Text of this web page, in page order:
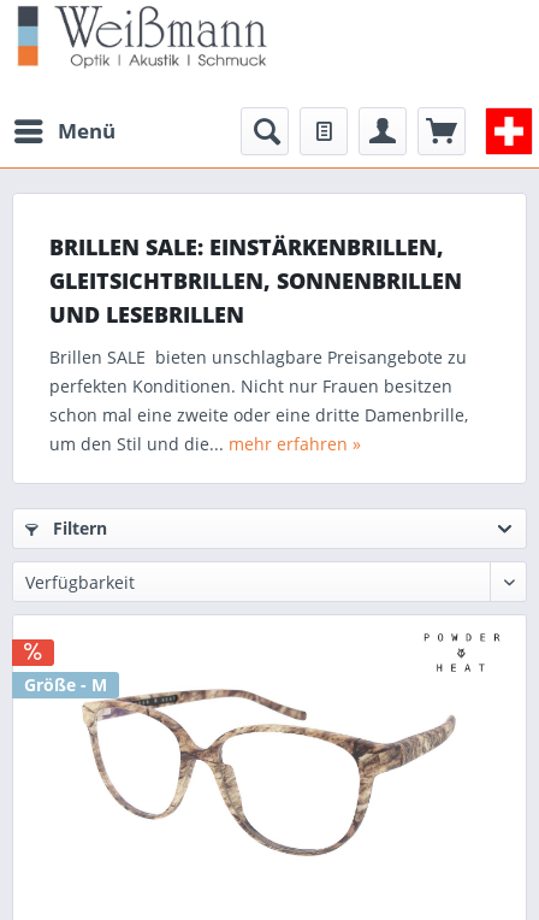
Menü
BRILLEN SALE: EINSTÄRKENBRILLEN,
GLEITSICHTBRILLEN, SONNENBRILLEN
UND LESEBRILLEN
Brillen SALE bieten unschlagbare Preisangebote zu
perfekten Konditionen. Nicht nur Frauen besitzen
schon mal eine zweite oder eine dritte Damenbrille,
um den Stil und die... mehr erfahren »
Filtern
Größe - M